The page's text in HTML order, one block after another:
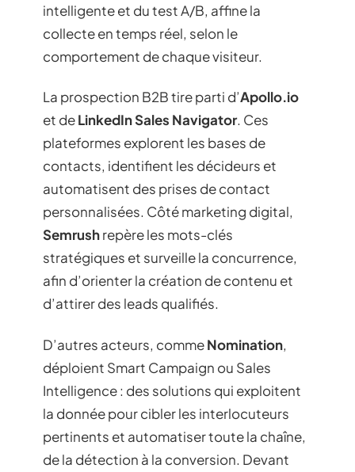
intelligente et du test A/B, affine la
collecte en temps réel, selon le
comportement de chaque visiteur.
La prospection B2B tire parti d’Apollo.io
et deLinkedIn Sales Navigator. Ces
plateformes explorent les bases de
contacts, identifient les décideurs et
automatisent des prises de contact
personnalisées. Côté marketing digital,
Semrushrepère les mots-clés
stratégiques et surveille la concurrence,
afin d’orienter la création de contenu et
d’attirer des leads qualifiés.
D’autres acteurs, commeNomination,
déploient Smart Campaign ou Sales
Intelligence : des solutions qui exploitent
la donnée pour cibler les interlocuteurs
pertinents et automatiser toute la chaîne,
de la détection à la conversion. Devant